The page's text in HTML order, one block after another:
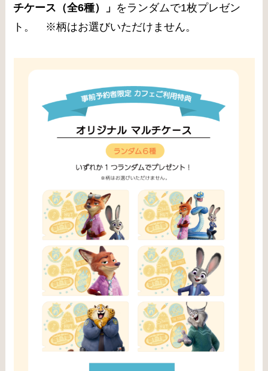
チケース（全6種）」 をランダムで1枚プレゼン
ト。 ※柄はお選びいただけません。